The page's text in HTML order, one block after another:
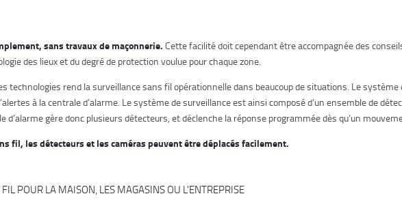
sans travaux de maçonnerie. Cette facilité doit cependant être accompagnée des
des lieux et du degré de protection voulue pour chaque zone.
technologies rend la surveillance sans fil opérationnelle dans beaucoup de situations. Le
à la centrale d’alarme. Le système de surveillance est ainsi composé d’un ensemble de
d’alarme gère donc plusieurs détecteurs, et déclenche la réponse programmée dès qu’un
fil, les détecteurs et les caméras peuvent être déplacés facilement.
POUR LA MAISON, LES MAGASINS OU L'ENTREPRISE